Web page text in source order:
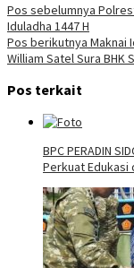
Navigasi
pos
Pos sebelumnya
Iduladha 1447 H
Pos berikutnya Maknai
William Satel Sura BHK
Pos terkait
BPC PERADIN
Perkuat Edukasi